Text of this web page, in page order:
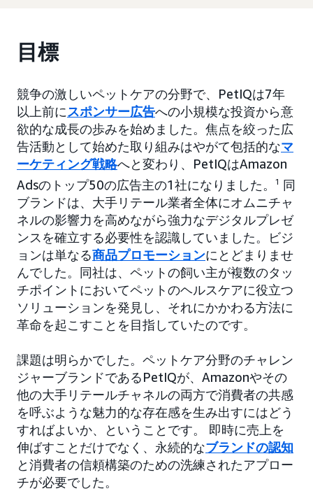
目標
競争の激しいペットケアの分野で、PetIQは7年
以上前にスポンサー広告への小規模な投資から意
欲的な成長の歩みを始めました。焦点を絞った広
告活動として始めた取り組みはやがて包括的なマ
ーケティング戦略へと変わり、PetIQはAmazon
Adsのトップ50の広告主の1社になりました。
1
同
ブランドは、大手リテール業者全体にオムニチャ
ネルの影響力を高めながら強力なデジタルプレゼ
ンスを確立する必要性を認識していました。ビジ
ョンは単なる商品プロモーションにとどまりませ
んでした。同社は、ペットの飼い主が複数のタッ
チポイントにおいてペットのヘルスケアに役立つ
ソリューションを発見し、それにかかわる方法に
革命を起こすことを目指していたのです。
課題は明らかでした。ペットケア分野のチャレン
ジャーブランドであるPetIQが、Amazonやその
他の大手リテールチャネルの両方で消費者の共感
を呼ぶような魅力的な存在感を生み出すにはどう
すればよいか、ということです。 即時に売上を
伸ばすことだけでなく、永続的なブランドの認知
と消費者の信頼構築のための洗練されたアプロー
チが必要でした。